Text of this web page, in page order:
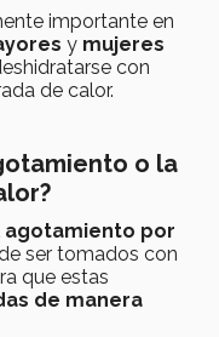
importante en
y mujeres
con
de calor.
o la
agotamiento por
ser tomados con
que estas
de manera